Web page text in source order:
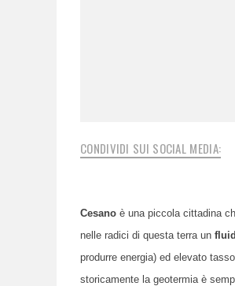
CONDIVIDI SUI SOCIAL MEDIA:
Cesano è una piccola cittadina
nelle radici di questa terra un
produrre energia) ed elevato
storicamente la geotermia è